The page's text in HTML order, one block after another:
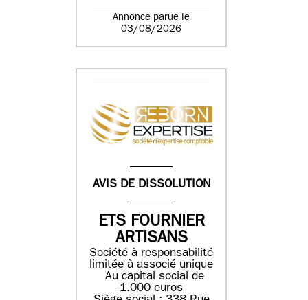
Annonce parue le
03/08/2026
AVIS DE DISSOLUTION
ETS FOURNIER
ARTISANS
Société à responsabilité
limitée à associé unique
Au capital social de
1.000 euros